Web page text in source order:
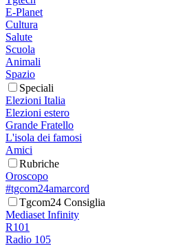
E-Planet
Cultura
Salute
Scuola
Animali
Spazio
Speciali
Elezioni Italia
Elezioni estero
Grande Fratello
L'isola dei famosi
Amici
Rubriche
Oroscopo
#tgcom24amarcord
Tgcom24 Consiglia
Mediaset Infinity
R101
Radio 105